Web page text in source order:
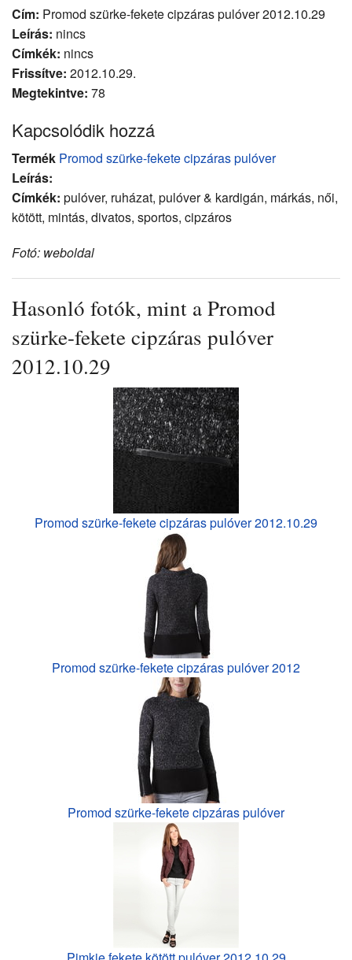
Cím: Promod szürke-fekete cipzáras pulóver 2012.10.29
Leírás: nincs
Címkék: nincs
Frissítve: 2012.10.29.
Megtekintve: 78
Kapcsolódik hozzá
Termék Promod szürke-fekete cipzáras pulóver
Leírás:
Címkék: pulóver, ruházat, pulóver & kardigán, márkás, női,
kötött, mintás, divatos, sportos, cipzáros
Fotó: weboldal
Hasonló fotók, mint a Promod
szürke-fekete cipzáras pulóver
2012.10.29
Promod szürke-fekete cipzáras pulóver 2012.10.29
Promod szürke-fekete cipzáras pulóver 2012
Promod szürke-fekete cipzáras pulóver